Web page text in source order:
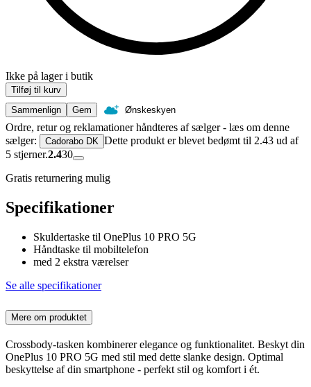
Ikke på lager i butik
Tilføj til kurv
Sammenlign
Gem Ønskeskyen
Ordre, retur og reklamationer håndteres af sælger - læs om denne
sælger:
Cadorabo DK Dette produkt er blevet bedømt til 2.43 ud af
5 stjerner.2.430
Gratis returnering mulig
Specifikationer
Skuldertaske til OnePlus 10 PRO 5G
Håndtaske til mobiltelefon
med 2 ekstra værelser
Se alle specifikationer
Mere om produktet
Crossbody-tasken kombinerer elegance og funktionalitet. Beskyt din
OnePlus 10 PRO 5G med stil med dette slanke design. Optimal
beskyttelse af din smartphone - perfekt stil og komfort i ét.